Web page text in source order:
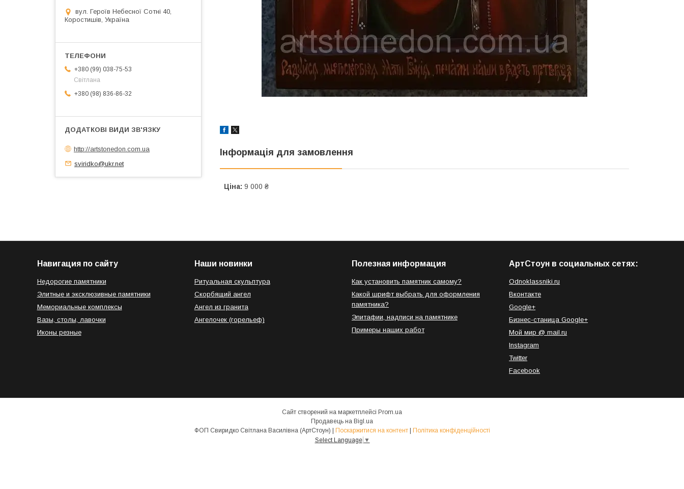
Інформація для замовлення
Ціна: 9 000 ₴
вул. Героїв Небесної Сотні 40,
Коростишів, Україна
+380 (99) 038-75-53
Світлана
+380 (98) 836-86-32
http://artstonedon.com.ua
sviridko@ukr.net
Навигация по сайту
Недорогие памятники
Элитные и эксклюзивные памятники
Мемориальные комплексы
Вазы, столы, лавочки
Иконы резные
Наши новинки
Ритуальная скульптура
Скорбящий ангел
Ангел из гранита
Ангелочек (горельеф)
Полезная информация
Как установить памятник самому?
Какой шрифт выбрать для оформления
памятника?
Эпитафии, надписи на памятнике
Примеры наших работ
АртСтоун в социальных сетях:
Odnoklassniki.ru
Вконтакте
Google+
Бизнес-станица Google+
Мой мир @ mail.ru
Instagram
Twitter
Facebook
Сайт створений на маркетплейсі Prom.ua
Продавець на Bigl.ua
Поскаржитися на контент
Політика конфіденційності
Select Language ▼